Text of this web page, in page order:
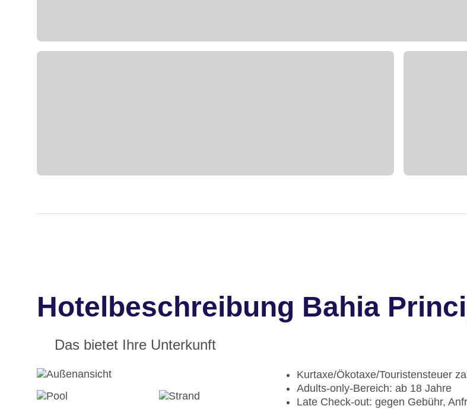
Hotelbeschreibung Bahia
Das bietet Ihre Unterkunft
Kurtaxe/Ökotaxe/Touristensteuer
Adults-only-Bereich: ab 18 Jahre
Late Check-out: gegen Gebühr,